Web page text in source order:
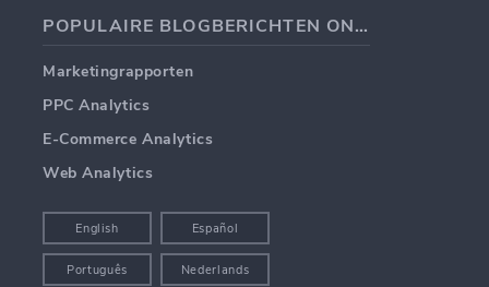
POPULAIRE BLOGBERICHTEN ONDERWERPEN
Marketingrapporten
PPC Analytics
E-Commerce Analytics
Web Analytics
English Español
Português Nederlands